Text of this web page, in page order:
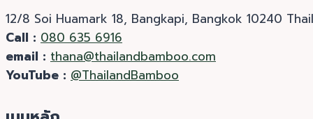
12/8 Soi Huamark 18, Bangkapi, Bangkok 10240
Call : 080 635 6916
email : thana@thailandbamboo.com
YouTube : @ThailandBamboo